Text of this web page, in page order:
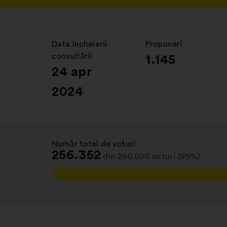
Data încheierii
consultării
:
24 apr
2024
Propuneri
:
1.145
Număr total de voturi
:
256.352 din 260.000 voturi (99%)